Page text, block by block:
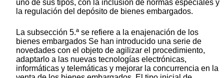
uno de sus tipos, con la inclusión de normas especiales y
la regulación del depósito de bienes embargados.
La subsección 5.ª se refiere a la enajenación de los
bienes embargados Se han introducido una serie de
novedades con el objeto de agilizar el procedimiento,
adaptarlo a las nuevas tecnologías electrónicas,
informáticas y telemáticas y mejorar la concurrencia en la